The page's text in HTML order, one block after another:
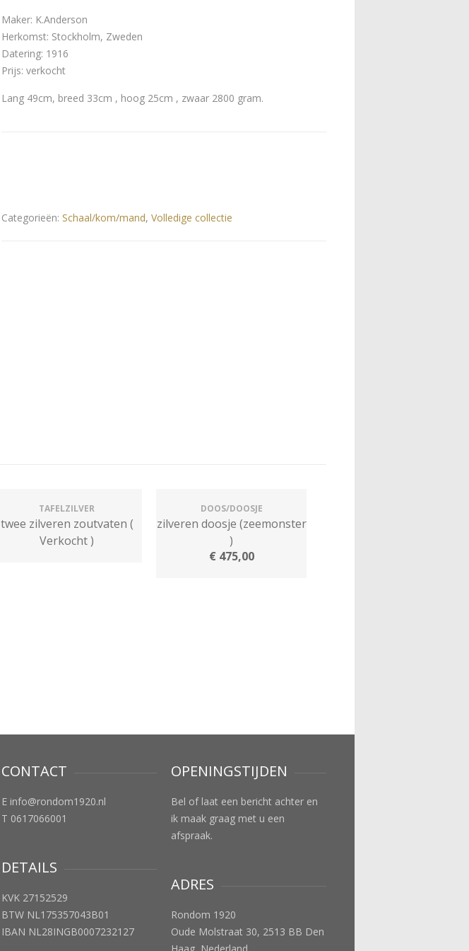
Maker: K.Anderson
Herkomst: Stockholm, Zweden
Datering: 1916
Prijs: verkocht
Lang 49cm, breed 33cm , hoog 25cm , zwaar 2800 gram.
Categorieën: Schaal/kom/mand, Volledige collectie
TAFELZILVER
twee zilveren zoutvaten (
Verkocht )
DOOS/DOOSJE
zilveren doosje (zeemonster
)
€475,00
CONTACT
E info@rondom1920.nl
T 0617066001
DETAILS
KVK 27152529
BTW NL175357043B01
IBAN NL28INGB0007232127
OPENINGSTIJDEN
Bel of laat een bericht achter en
ik maak graag met u een
afspraak.
ADRES
Rondom 1920
Oude Molstraat 30, 2513 BB Den